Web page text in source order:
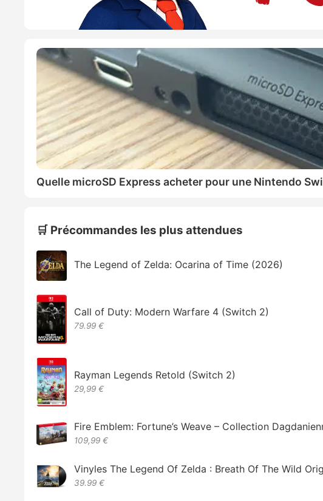
Quelle microSD Express acheter pour une Nintendo
🛒 Précommandes les plus attendues
The Legend of Zelda: Ocarina of Time (2026)
Call of Duty: Modern Warfare 4 (Switch 2)
79.99 €
Rayman Legends Retold (Switch 2)
29,99 €
Fire Emblem: Fortune’s Weave – Collection
109,99 €
Vinyles The Legend Of Zelda : Breath Of The Wild
39.99 €